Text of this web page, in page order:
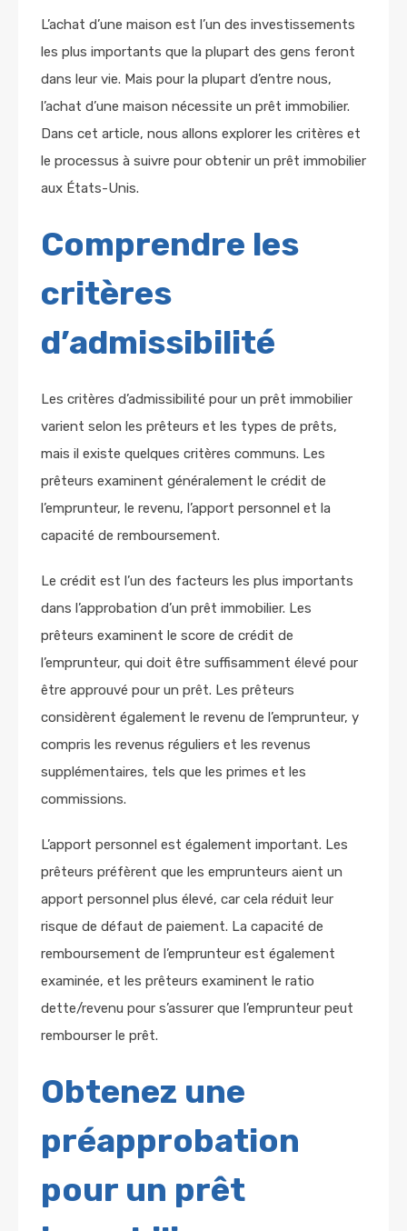
L’achat d’une maison est l’un des investissements
les plus importants que la plupart des gens feront
dans leur vie. Mais pour la plupart d’entre nous,
l’achat d’une maison nécessite un prêt immobilier.
Dans cet article, nous allons explorer les critères et
le processus à suivre pour obtenir un prêt immobilier
aux États-Unis.
Comprendre les
critères
d’admissibilité
Les critères d’admissibilité pour un prêt immobilier
varient selon les prêteurs et les types de prêts,
mais il existe quelques critères communs. Les
prêteurs examinent généralement le crédit de
l’emprunteur, le revenu, l’apport personnel et la
capacité de remboursement.
Le crédit est l’un des facteurs les plus importants
dans l’approbation d’un prêt immobilier. Les
prêteurs examinent le score de crédit de
l’emprunteur, qui doit être suffisamment élevé pour
être approuvé pour un prêt. Les prêteurs
considèrent également le revenu de l’emprunteur, y
compris les revenus réguliers et les revenus
supplémentaires, tels que les primes et les
commissions.
L’apport personnel est également important. Les
prêteurs préfèrent que les emprunteurs aient un
apport personnel plus élevé, car cela réduit leur
risque de défaut de paiement. La capacité de
remboursement de l’emprunteur est également
examinée, et les prêteurs examinent le ratio
dette/revenu pour s’assurer que l’emprunteur peut
rembourser le prêt.
Obtenez une
préapprobation
pour un prêt